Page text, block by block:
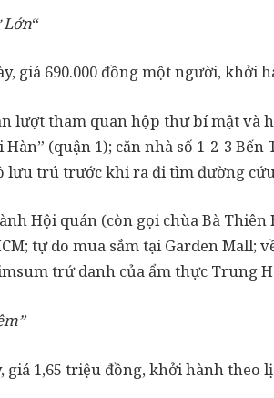
Lớn“
giá 690.000 đồng một người, khởi
lượt tham quan hộp thư bí mật và
(quận 1); căn nhà số 1-2-3 Bến
lưu trú trước khi ra đi tìm đường
Hội quán (còn gọi chùa Bà Thiên
tự do mua sắm tại Garden Mall;
trứ danh của ẩm thực Trung
1,65 triệu đồng, khởi hành theo